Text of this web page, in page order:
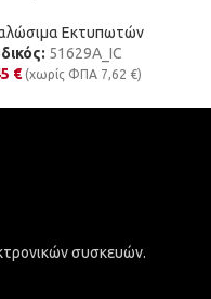
Εκτυπωτών
51629A_IC
€ (χωρίς ΦΠΑ 7,62 €)
συσκευών.